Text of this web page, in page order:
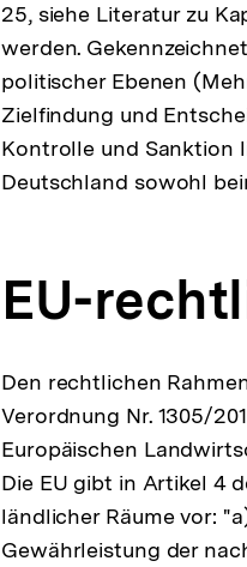
25, siehe Literatur zu
werden.
politischer Ebenen
Zielfindung und
Kontrolle und Sanktion
Deutschland sowohl
EU-
Den rechtlichen
Verordnung Nr. 1305/
Europäischen
Die EU gibt in Artikel 4
ländlicher Räume vor:
Gewährleistung der